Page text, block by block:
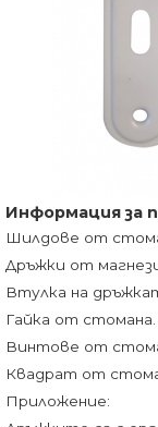
Информация за
Шилдове от
Дръжки от
Втулка на
Гайка от
Винтове от
Квадрат от
Приложение: